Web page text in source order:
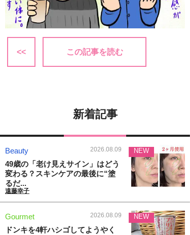
<< この記事を読む
新着記事
Beauty 2026.08.09
49歳の「老け見えサイン」はどう
変わる？スキンケアの最後に“塗
るだ...
遠藤幸子
NEW
Gourmet 2026.08.09
ドンキを4軒ハシゴしてようやく
NEW